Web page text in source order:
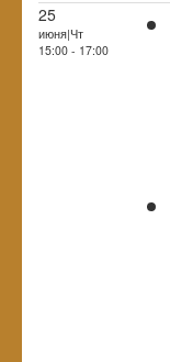
25
июня|Чт
15:00 - 17:00